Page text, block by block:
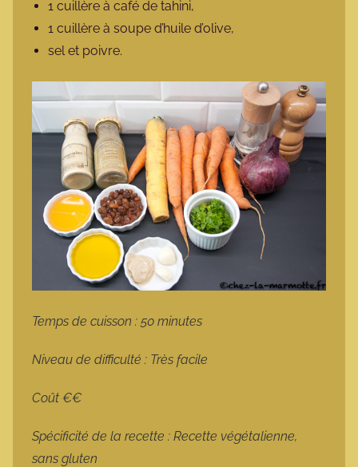
1 cuillère à café de tahini,
1 cuillère à soupe d’huile d’olive,
sel et poivre.
Temps de cuisson : 50 minutes
Niveau de difficulté : Très facile
Coût €€
Spécificité de la recette : Recette végétalienne,
sans gluten